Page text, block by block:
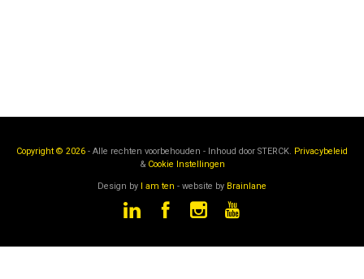
Copyright © 2026 - Alle rechten voorbehouden - Inhoud door STERCK. Privacybeleid
& Cookie Instellingen
Design by I am ten - website by Brainlane